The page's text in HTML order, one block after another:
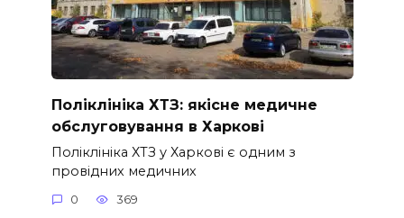
Поліклініка ХТЗ: якісне медичне
обслуговування в Харкові
Поліклініка ХТЗ у Харкові є одним з
провідних медичних
0 369